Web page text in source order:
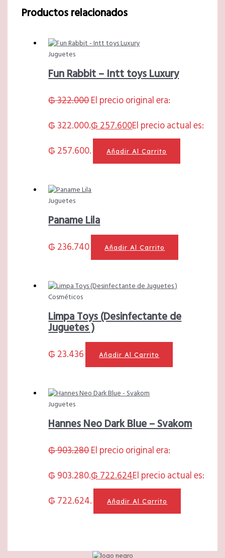
Productos relacionados
Juguetes
Fun Rabbit – Intt toys Luxury
₲322.000El precio original era:
₲ 322.000.₲257.600El precio actual es:
₲ 257.600.
Añadir Al Carrito
Juguetes
Paname Lila
₲ 236.740 Añadir Al Carrito
Cosméticos
Limpa Toys (Desinfectante de
Juguetes )
₲ 23.436 Añadir Al Carrito
Juguetes
Hannes Neo Dark Blue – Svakom
₲903.280El precio original era:
₲ 903.280.₲722.624El precio actual es:
₲ 722.624.
Añadir Al Carrito